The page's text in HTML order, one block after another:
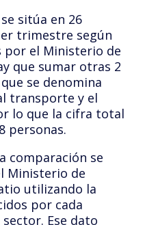
sitúa en 26
trimestre según
por el Ministerio de
que sumar otras 2
se denomina
transporte y el
lo que la cifra total
personas.
comparación se
Ministerio de
utilizando la
por cada
Ese dato